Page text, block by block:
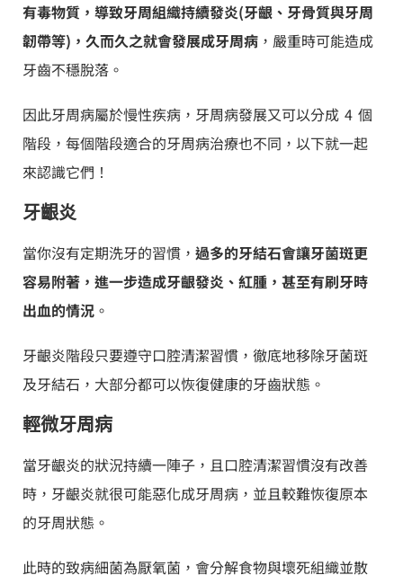
有毒物質，導致牙周組織持續發炎(牙齦、牙骨質與牙周
韌帶等)，久而久之就會發展成牙周病 ，嚴重時可能造成
牙齒不穩脫落。
因此牙周病屬於慢性疾病，牙周病發展又可以分成 4 個
階段，每個階段適合的牙周病治療也不同，以下就一起
來認識它們！
牙齦炎
當你沒有定期洗牙的習慣， 過多的牙結石會讓牙菌斑更
容易附著，進一步造成牙齦發炎、紅腫，甚至有刷牙時
出血的情況 。
牙齦炎階段只要遵守口腔清潔習慣，徹底地移除牙菌斑
及牙結石，大部分都可以恢復健康的牙齒狀態。
輕微牙周病
當牙齦炎的狀況持續一陣子，且口腔清潔習慣沒有改善
時，牙齦炎就很可能惡化成牙周病，並且較難恢復原本
的牙周狀態。
此時的致病細菌為厭氧菌，會分解食物與壞死組織並散